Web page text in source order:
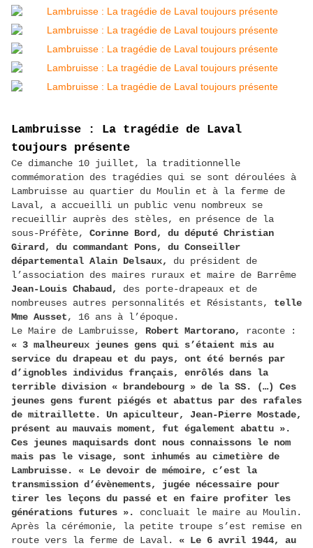
Lambruisse : La tragédie de Laval
toujours présente
Ce dimanche 10 juillet, la traditionnelle
commémoration des tragédies qui se sont déroulées à
Lambruisse au quartier du Moulin et à la ferme de
Laval, a accueilli un public venu nombreux se
recueillir auprès des stèles, en présence de la
sous-Préfète, Corinne Bord, du député Christian
Girard, du commandant Pons, du Conseiller
départemental Alain Delsaux,
du président de
l’association des maires ruraux et maire de Barrême
Jean-Louis Chabaud,
des porte-drapeaux et de
nombreuses autres personnalités et Résistants, telle
Mme Ausset, 16 ans à l’époque.
Le Maire de Lambruisse, Robert Martorano,
raconte :
« 3 malheureux jeunes gens qui s’étaient mis au
service du drapeau et du pays, ont été bernés par
d’ignobles individus français, enrôlés dans la
terrible division « brandebourg » de la SS. (…) Ces
jeunes gens furent piégés et abattus par des rafales
de mitraillette. Un apiculteur, Jean-Pierre Mostade,
présent au mauvais moment, fut également abattu ».
Ces jeunes maquisards dont nous connaissons le nom
mais pas le visage, sont inhumés au cimetière de
Lambruisse. « Le devoir de mémoire, c’est la
transmission d’évènements, jugée nécessaire pour
tirer les leçons du passé et en faire profiter les
générations futures ».
concluait le maire au Moulin.
Après la cérémonie, la petite troupe s’est remise en
route vers la ferme de Laval. « Le 6 avril 1944, au